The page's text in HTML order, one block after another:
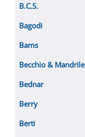
B.C.S.
Bagodi
Bams
Becchio & Mandrile
Bednar
Berry
Berti